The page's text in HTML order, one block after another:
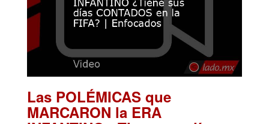
Las POLÉMICAS que
MARCARON la ERA